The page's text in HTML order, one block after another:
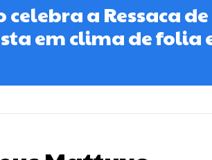
a Ressaca de
em clima de folia